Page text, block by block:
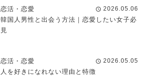
恋活・恋愛
韓国人男性と出会う方法｜恋愛したい女子必
見
schedule 2026.05.06
恋活・恋愛
人を好きになれない理由と特徴
schedule 2026.05.05